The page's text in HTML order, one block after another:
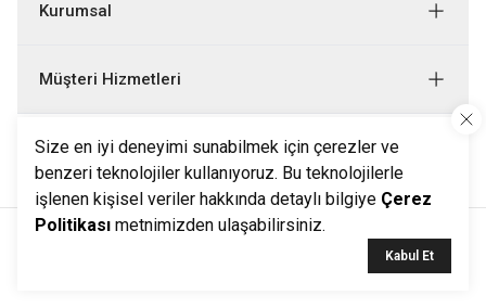
Size en iyi deneyimi sunabilmek için çerezler ve
benzeri teknolojiler kullanıyoruz. Bu teknolojilerle
işlenen kişisel veriler hakkında detaylı bilgiye Çerez
Politikası metnimizden ulaşabilirsiniz.
Kabul Et
Kurumsal
Müşteri Hizmetleri
© 2025 Ketroy. Küresel bir yaşam tarzı için tasarlandı. Tüm